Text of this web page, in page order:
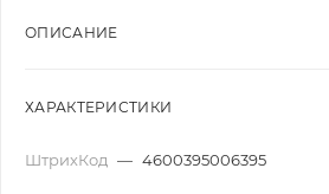
ОПИСАНИЕ
ХАРАКТЕРИСТИКИ
ШтрихКод — 4600395006395